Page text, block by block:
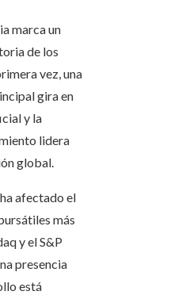
marca un
de los
vez, una
gira en
y la
lidera
global.
afectado el
más
y el S&P
presencia
está